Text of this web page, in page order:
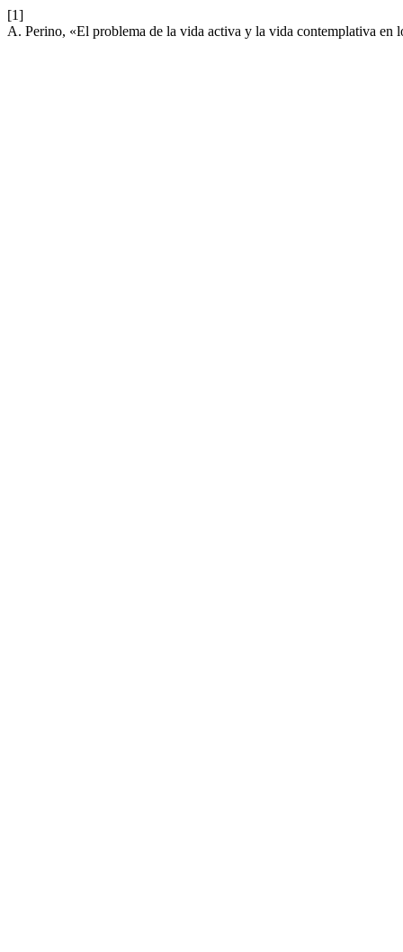
[1]
A. Perino, «El problema de la vida activa y la vida contemplativa en